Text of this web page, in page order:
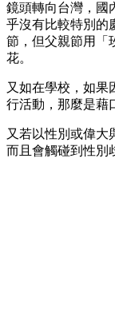
鏡頭轉向台灣，國
乎沒有比較特別的
節，但父親節用「
花。
又如在學校，如果
行活動，那麼是藉
又若以性別或偉大
而且會觸碰到性別